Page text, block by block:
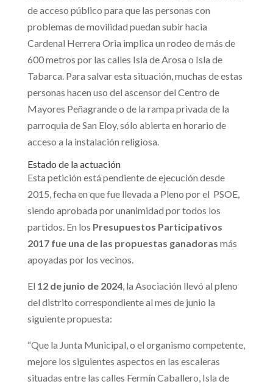
de acceso público para que las personas con
problemas de movilidad puedan subir hacia
Cardenal Herrera Oria implica un rodeo de más de
600 metros por las calles Isla de Arosa o Isla de
Tabarca. Para salvar esta situación, muchas de estas
personas hacen uso del ascensor del Centro de
Mayores Peñagrande o de la rampa privada de la
parroquia de San Eloy, sólo abierta en horario de
acceso a la instalación religiosa.
Estado de la actuación
Esta petición está pendiente de ejecución desde
2015, fecha en que fue llevada a Pleno por el PSOE,
siendo aprobada por unanimidad por todos los
partidos. En los Presupuestos Participativos
2017 fue una de las propuestas ganadoras más
apoyadas por los vecinos.
El 12 de junio de 2024, la Asociación llevó al pleno
del distrito correspondiente al mes de junio la
siguiente propuesta:
“Que la Junta Municipal, o el organismo competente,
mejore los siguientes aspectos en las escaleras
situadas entre las calles Fermín Caballero, Isla de